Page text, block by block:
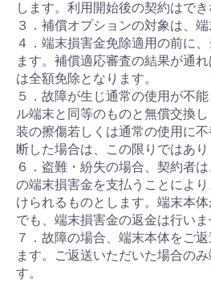
します。利用開始後の契約はでき
３．補償オプションの対象は、端
４．端末損害金免除適用の前に
ます。補償適応審査の結果が通
は全額免除となります。
５．故障が生じ通常の使用が不
ル端末と同等のものと無償交換
装の擦傷若しくは通常の使用に
断した場合は、この限りではあり
６．盗難・紛失の場合、契約者
の端末損害金を支払うことによ
けられるものとします。端末本
でも、端末損害金の返金は行いま
７．故障の場合、端末本体をご
ます。ご返送いただいた場合の
す。